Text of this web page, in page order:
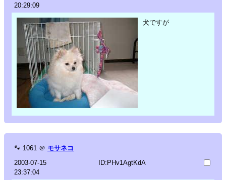
20:29:09
犬ですが
🐾 1061 ＠ モサネコ
2003-07-15
23:37:04
ID:PHv1AgtKdA